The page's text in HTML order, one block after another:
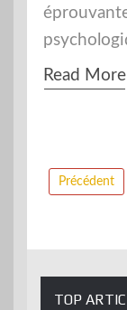
Read More
Précédent
TOP